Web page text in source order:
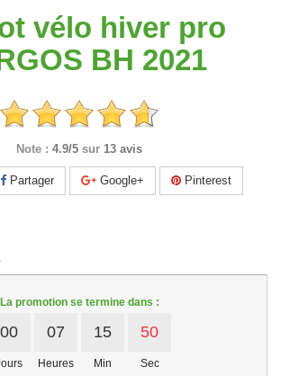
vélo hiver pro
BH 2021
Note : 4.9/5 sur 13 avis
Partager Google+ Pinterest
La promotion se termine dans :
00 07
Heures
15
Min
50
Sec